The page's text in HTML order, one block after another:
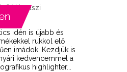
idén is újabb és
rukkol elő
imádok. Kezdjük is
kedvencemmel a
highlighter...